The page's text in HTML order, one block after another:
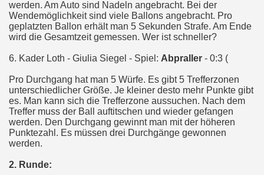
werden. Am Auto sind Nadeln angebracht. Bei der
Wendemöglichkeit sind viele Ballons angebracht. Pro
geplatzten Ballon erhält man 5 Sekunden Strafe. Am Ende
wird die Gesamtzeit gemessen. Wer ist schneller?
6. Kader Loth - Giulia Siegel - Spiel: Abpraller - 0:3 (
Pro Durchgang hat man 5 Würfe. Es gibt 5 Trefferzonen
unterschiedlicher Größe. Je kleiner desto mehr Punkte gibt
es. Man kann sich die Trefferzone aussuchen. Nach dem
Treffer muss der Ball auftitschen und wieder gefangen
werden. Den Durchgang gewinnt man mit der höheren
Punktezahl. Es müssen drei Durchgänge gewonnen
werden.
2. Runde: